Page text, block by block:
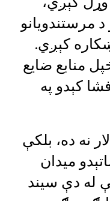
مرستندویانو
ښکاره کېږي.
منابع ضایع
کېدو په
نه ده، بلکې
میدان
له دې سیند